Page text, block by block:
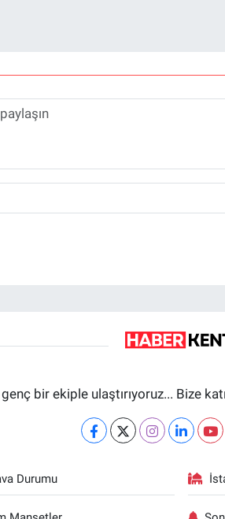
bir ekiple ulaştırıyoruz... Bize
Durumu